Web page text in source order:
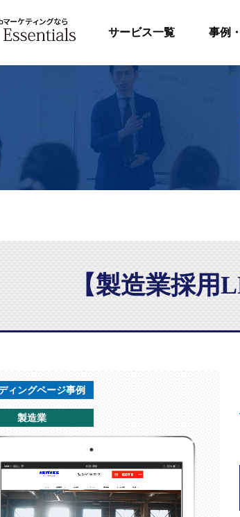
サービス一覧 事例
【製造業採用
ィングページ事例
製造業